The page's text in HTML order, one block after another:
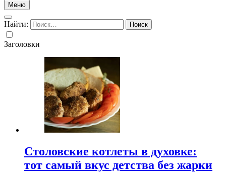
Меню
Найти:
Заголовки
Столовские котлеты в духовке:
тот самый вкус детства без жарки